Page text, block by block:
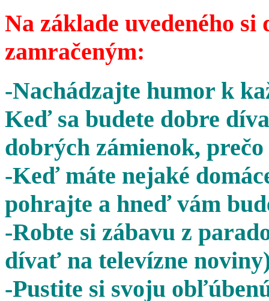
Na základe uvedeného
zamračeným:
-Nachádzajte humor k
Keď sa budete dobre
dobrých zámienok,
-Keď máte nejaké
pohrajte a hneď vám
-Robte si zábavu z
dívať na televízne
-Pustite si svoju